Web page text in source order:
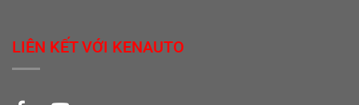
LIÊN KẾT VỚI KENAUTO